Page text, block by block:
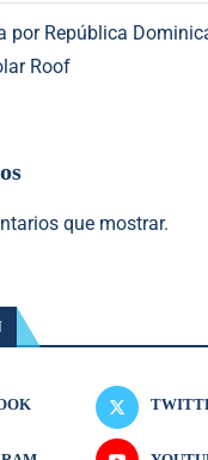
por República
Roof
que mostrar.